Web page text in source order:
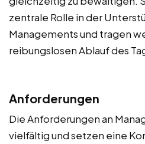
zentrale Rolle in der
Managements und tragen
reibungslosen Ablauf des
Anforderungen
Die Anforderungen an
vielfältig und setzen eine